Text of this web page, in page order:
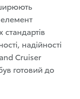
надійності
Cruiser
готовий до